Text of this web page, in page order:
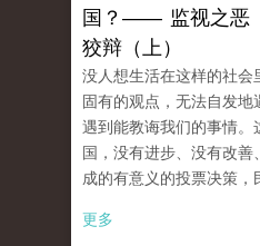
国？—— 监视之恶
狡辩（上）
没人想生活在这样的社会
固有的观点，无法自发地
遇到能教诲我们的事情。
国，没有进步、没有改
成的有意义的投票决策，
更多